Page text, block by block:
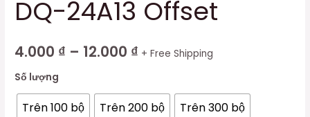
DQ-24A13 Offset
4.000 ₫ – 12.000 ₫ + Free Shipping
Số lượng
Trên 100 bộ Trên 200 bộ Trên 300 bộ